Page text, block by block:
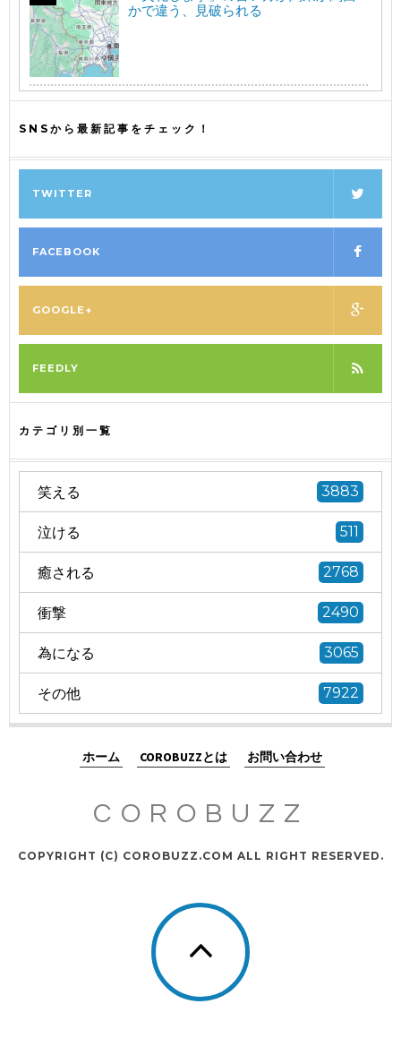
かで違う、見破られる
SNSから最新記事をチェック！
TWITTER
FACEBOOK
GOOGLE+
FEEDLY
カテゴリ別一覧
笑える 3883
泣ける 511
癒される 2768
衝撃 2490
為になる 3065
その他 7922
ホーム COROBUZZとは お問い合わせ
COROBUZZ
COPYRIGHT (C) COROBUZZ.COM ALL RIGHT RESERVED.